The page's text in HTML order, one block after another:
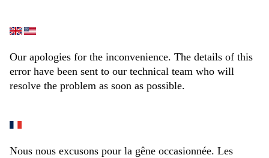
Our apologies for the inconvenience. The details of this
error have been sent to our technical team who will
resolve the problem as soon as possible.
Nous nous excusons pour la gêne occasionnée. Les